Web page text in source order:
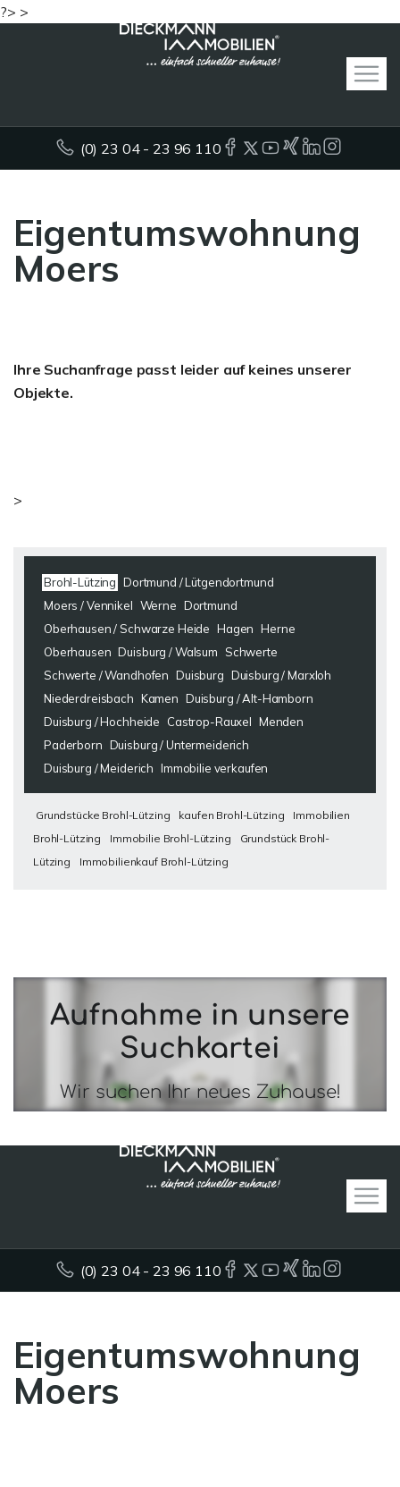
?> >
(0) 23 04 - 23 96 110
Eigentumswohnung
Moers
Ihre Suchanfrage passt leider auf keines unserer
Objekte.
>
Brohl-Lützing Dortmund / Lütgendortmund
Moers / Vennikel Werne Dortmund
Oberhausen / Schwarze Heide Hagen Herne
Oberhausen Duisburg / Walsum
Schwerte
Schwerte / Wandhofen Duisburg Duisburg / Marxloh
Niederdreisbach Kamen Duisburg / Alt-Hamborn
Duisburg / Hochheide
Castrop-Rauxel Menden
Paderborn Duisburg / Untermeiderich
Duisburg / Meiderich Immobilie verkaufen
Grundstücke Brohl-Lützing kaufen Brohl-Lützing
Immobilien
Brohl-Lützing
Immobilie Brohl-Lützing
Grundstück Brohl-
Lützing
Immobilienkauf Brohl-Lützing
(0) 23 04 - 23 96 110
Eigentumswohnung
Moers